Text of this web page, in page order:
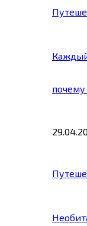
почему